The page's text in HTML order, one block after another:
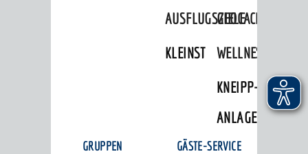
AUSFLUGSZIELE
KLEINSTADTPERLEN
GEOCACHING
WELLNESS
KNEIPP-
ANLAGE
GRUPPEN GÄSTE-SERVICE